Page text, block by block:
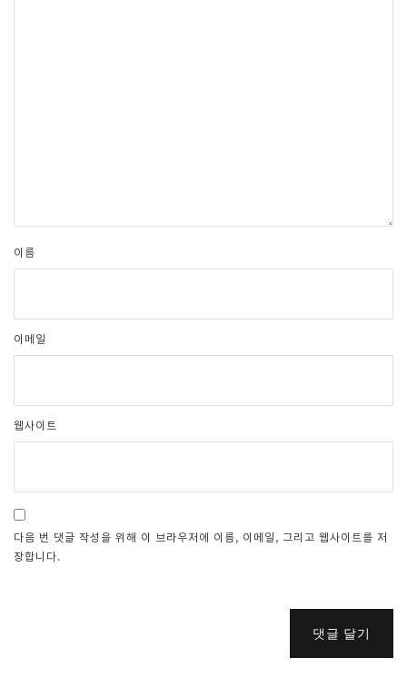
이름
이메일
웹사이트
다음 번 댓글 작성을 위해 이 브라우저에 이름, 이메일, 그리고 웹사이트를 저
장합니다.
댓글 달기